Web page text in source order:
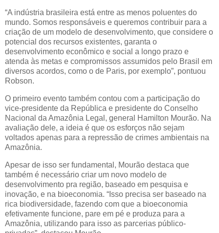
“A indústria brasileira está entre as menos poluentes do
mundo. Somos responsáveis e queremos contribuir para a
criação de um modelo de desenvolvimento, que considere o
potencial dos recursos existentes, garanta o
desenvolvimento econômico e social a longo prazo e
atenda às metas e compromissos assumidos pelo Brasil em
diversos acordos, como o de Paris, por exemplo”, pontuou
Robson.
O primeiro evento também contou com a participação do
vice-presidente da República e presidente do Conselho
Nacional da Amazônia Legal, general Hamilton Mourão. Na
avaliação dele, a ideia é que os esforços não sejam
voltados apenas para a repressão de crimes ambientais na
Amazônia.
Apesar de isso ser fundamental, Mourão destaca que
também é necessário criar um novo modelo de
desenvolvimento pra região, baseado em pesquisa e
inovação, e na bioeconomia. “Isso precisa ser baseado na
rica biodiversidade, fazendo com que a bioeconomia
efetivamente funcione, pare em pé e produza para a
Amazônia, utilizando para isso as parcerias público-